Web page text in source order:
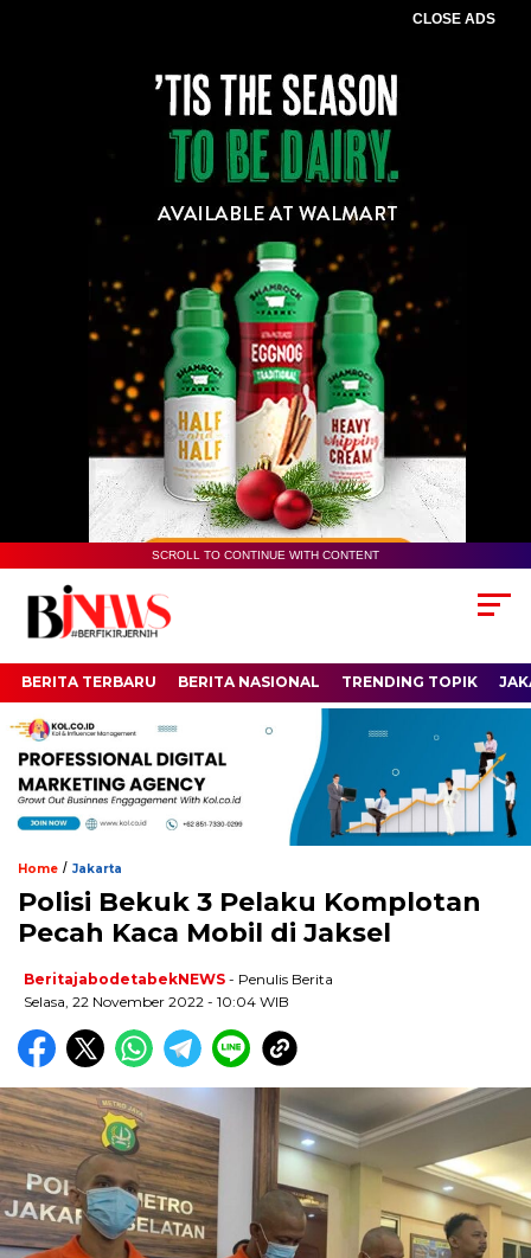
CLOSE ADS
SCROLL TO CONTINUE WITH CONTENT
BERITA TERBARU BERITA NASIONAL TRENDING TOPIK
Home / Jakarta
Polisi Bekuk 3 Pelaku Komplotan
Pecah Kaca Mobil di Jaksel
BeritajabodetabekNEWS - Penulis Berita
Selasa, 22 November 2022 - 10:04 WIB